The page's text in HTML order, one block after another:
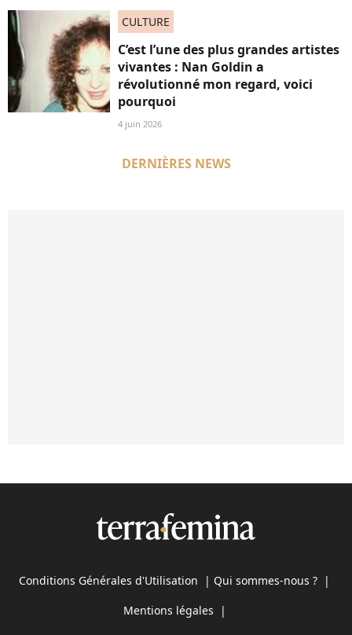
CULTURE
C’est l’une des plus grandes artistes
vivantes : Nan Goldin a
révolutionné mon regard, voici
pourquoi
4 juin 2026
DERNIÈRES NEWS
Conditions Générales d'Utilisation | Qui sommes-nous ? |
Mentions légales |